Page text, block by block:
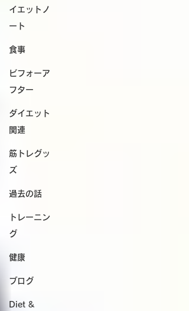
イエットノ
ート
食事
ビフォーア
フター
ダイエット
関連
筋トレグッ
ズ
過去の話
トレーニン
グ
健康
ブログ
Diet &